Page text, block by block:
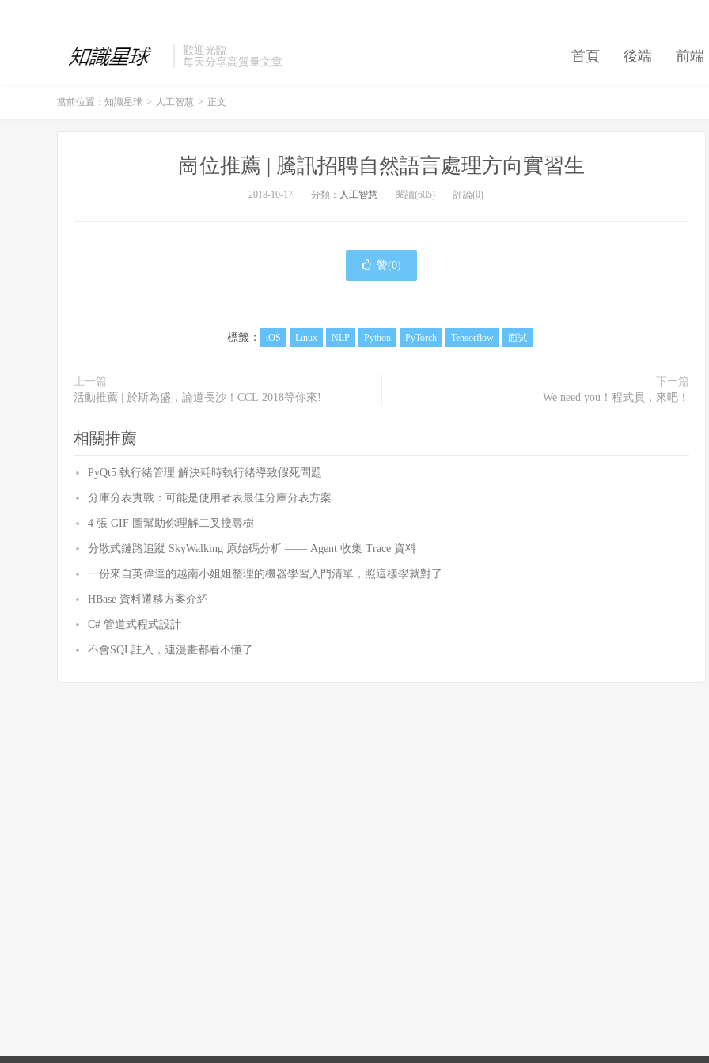
歡迎光臨
每天分享高質量文章
首頁 後端 前端
當前位置： 知識星球 > 人工智慧 > 正文
崗位推薦 | 騰訊招聘自然語言處理方向實習生
2018-10-17 分類： 人工智慧 閱讀(605) 評論(0)
贊(0)
標籤： iOS Linux NLP Python PyTorch Tensorflow 面試
上一篇
活動推薦 | 於斯為盛，論道長沙！CCL 2018等你來!
下一篇
We need you！程式員，來吧！
相關推薦
PyQt5 執行緒管理 解決耗時執行緒導致假死問題
分庫分表實戰：可能是使用者表最佳分庫分表方案
4 張 GIF 圖幫助你理解二叉搜尋樹
分散式鏈路追蹤 SkyWalking 原始碼分析 —— Agent 收集 Trace 資料
一份來自英偉達的越南小姐姐整理的機器學習入門清單，照這樣學就對了
HBase 資料遷移方案介紹
C# 管道式程式設計
不會SQL註入，連漫畫都看不懂了